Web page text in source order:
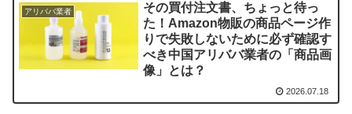
アリババ業者
その買付注文書、ちょっと待っ
た！Amazon物販の商品ページ作
りで失敗しないために必ず確認す
べき中国アリババ業者の「商品画
像」とは？
2026.07.18